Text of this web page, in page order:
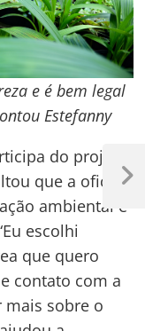
e é bem legal
Estefanny
do projeto
que a oficina
ambiental e
escolhi
que quero
contato com a
mais sobre o
Next